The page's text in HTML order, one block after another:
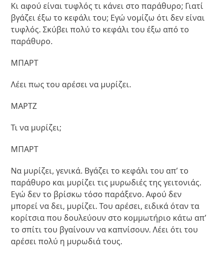
Κι αφού είναι τυφλός τι κάνει στο παράθυρο; Γιατί
βγάζει έξω το κεφάλι του; Εγώ νομίζω ότι δεν είναι
τυφλός. Σκύβει πολύ το κεφάλι του έξω από το
παράθυρο.
ΜΠΑΡΤ
Λέει πως του αρέσει να μυρίζει.
ΜΑΡΤΖ
Τι να μυρίζει;
ΜΠΑΡΤ
Να μυρίζει, γενικά. Βγάζει το κεφάλι του απ’ το
παράθυρο και μυρίζει τις μυρωδιές της γειτονιάς.
Εγώ δεν το βρίσκω τόσο παράξενο. Αφού δεν
μπορεί να δει, μυρίζει. Του αρέσει, ειδικά όταν τα
κορίτσια που δουλεύουν στο κομμωτήριο κάτω απ’
το σπίτι του βγαίνουν να καπνίσουν. Λέει ότι του
αρέσει πολύ η μυρωδιά τους.